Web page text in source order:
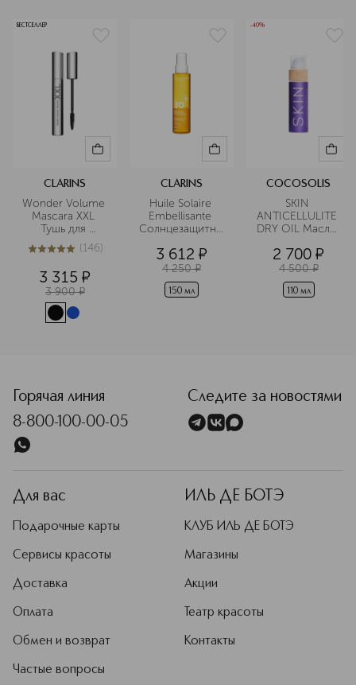
БЕСТСЕЛЛЕР
CLARINS
Wonder Volume
Mascara XXL
Тушь для
максимального
объема ресниц
4.9из5146 (146)
3 315 ¤
3 900 ¤
CLARINS
Huile Solaire
Embellisante
Солнцезащитное
3 612 ¤
4 250 ¤
150 мл
-40%
COCOSOLIS
SKIN
ANTICELLULITE
DRY OIL Масло
антицеллюлитное
2 700 ¤
4 500 ¤
110 мл
Горячая линия
8-800-100-00-05
Следите за новостями
Для вас
Подарочные карты
Сервисы красоты
Доставка
Оплата
Обмен и возврат
Частые вопросы
ИЛЬ ДЕ БОТЭ
КЛУБ ИЛЬ ДЕ БОТЭ
Магазины
Акции
Театр красоты
Контакты